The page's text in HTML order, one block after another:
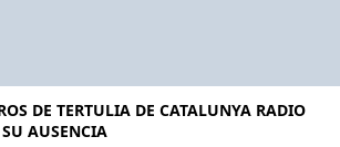
DE TERTULIA DE CATALUNYA RADIO
AUSENCIA